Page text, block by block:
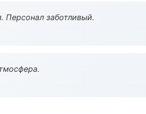
Персонал заботливый.